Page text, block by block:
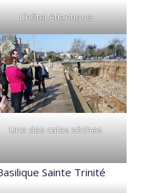
L’hôtel Atlantique
Une des cales sèches